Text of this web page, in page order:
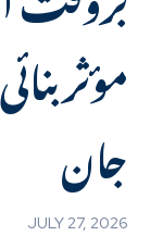
مؤثر
جان
JULY 27, 2026